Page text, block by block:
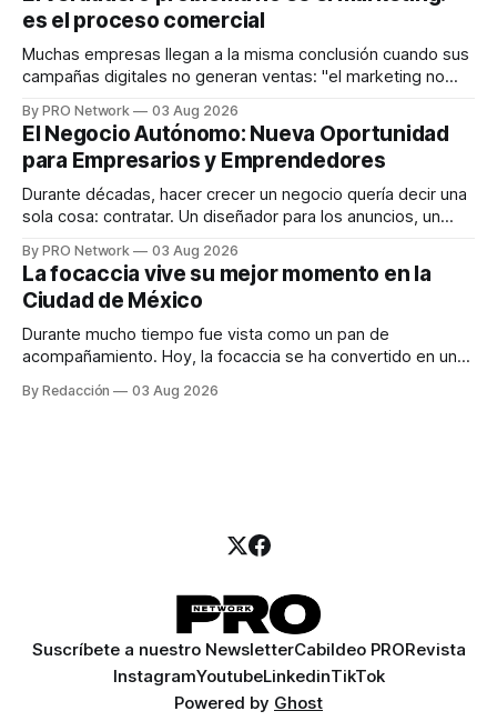
decisiones sobre su salud metabólica. Su propuesta busca
responder
es el proceso comercial
Muchas empresas llegan a la misma conclusión cuando sus
campañas digitales no generan ventas: "el marketing no
INTERIUS, el problema suele estar en otro lugar. Durante
una entrevista para el podcast SER PRO, el especialista en
marketing digital explicó que
By PRO Network 03 Aug 2026
El Negocio Autónomo: Nueva Oportunidad
para Empresarios y Emprendedores
Durante décadas, hacer crecer un negocio quería decir una
sola cosa: contratar. Un diseñador para los anuncios, un
para los textos, alguien que supiera de publicidad digital
para encontrar prospectos, un vendedor para atender
llamadas y mensajes, y —con suerte— una persona
By PRO Network 03 Aug 2026
La focaccia vive su mejor momento en la
Ciudad de México
Durante mucho tiempo fue vista como un pan de
acompañamiento. Hoy, la focaccia se ha convertido en uno
artesanal, ingredientes de calidad y experiencias que
By Redacción 03 Aug 2026
Suscríbete a nuestro NewsletterCabildeo PRORevista
InstagramYoutubeLinkedinTikTok
Powered by Ghost